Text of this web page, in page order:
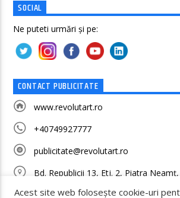
SOCIAL
Ne puteti urmări și pe:
CONTACT PUBLICITATE
www.revolutart.ro
+40749927777
publicitate@revolutart.ro
Bd. Republicii 13, Etj. 2, Piatra
Acest site web folosește cookie-uri